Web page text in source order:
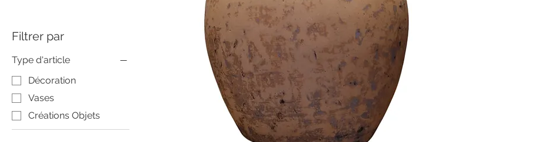
Filtrer par
Type d'article
Décoration
Vases
Créations Objets